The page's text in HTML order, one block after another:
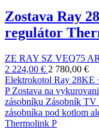
Zostava Ray
regulátor
ZE RAY SZ VEQ75
2 224,00 € 2 780,00 €
Elektrokotol Ray 28KE
P Zostava na
zásobníku Zásobník TV
zásobníka pod kotlom
Thermolink P